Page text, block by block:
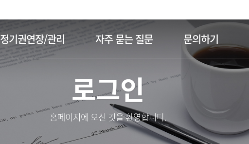
정기권연장/관리 자주 묻는 질문 문의하기
로그인
홈페이지에 오신 것을 환영합니다.